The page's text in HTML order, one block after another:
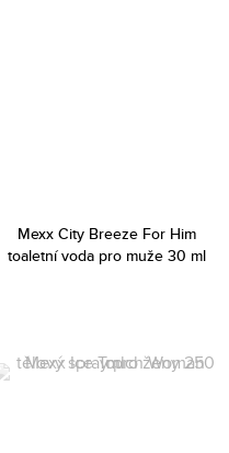
Mexx City Breeze For Him
toaletní voda pro muže 30 ml